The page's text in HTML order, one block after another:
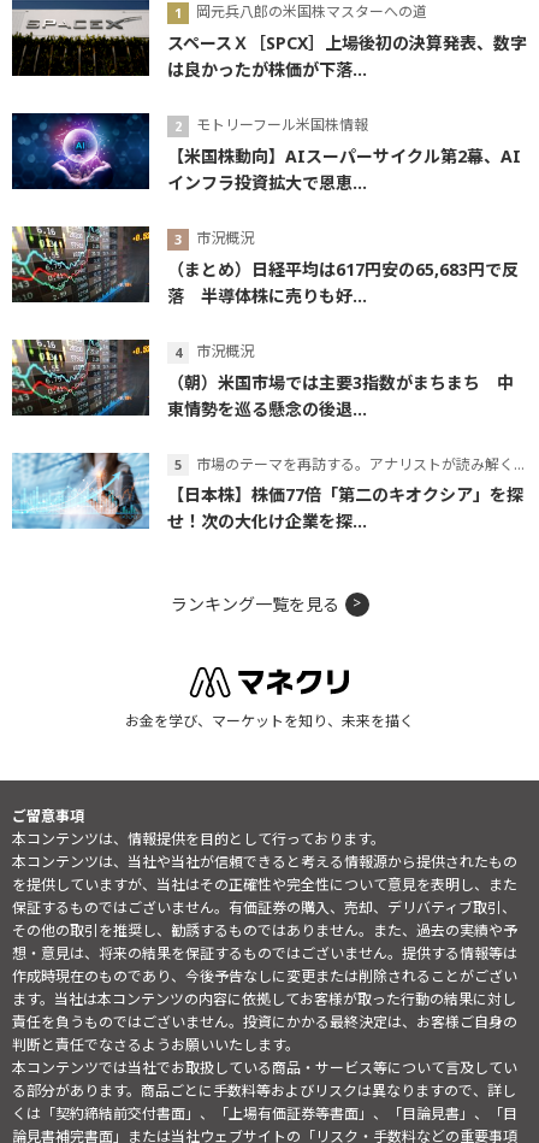
岡元兵八郎の米国株マスターへの道
スペースＸ［SPCX］上場後初の決算発表、数字
は良かったが株価が下落...
モトリーフール米国株情報
【米国株動向】AIスーパーサイクル第2幕、AI
インフラ投資拡大で恩恵...
市況概況
（まとめ）日経平均は617円安の65,683円で反
落 半導体株に売りも好...
市況概況
（朝）米国市場では主要3指数がまちまち 中
東情勢を巡る懸念の後退...
市場のテーマを再訪する。アナリストが読み解くテーマの本質
【日本株】株価77倍「第二のキオクシア」を探
せ！次の大化け企業を探...
ランキング一覧を見る
お金を学び、マーケットを知り、未来を描く
ご留意事項
本コンテンツは、情報提供を目的として行っております。
本コンテンツは、当社や当社が信頼できると考える情報源から提供されたもの
を提供していますが、当社はその正確性や完全性について意見を表明し、また
保証するものではございません。有価証券の購入、売却、デリバティブ取引、
その他の取引を推奨し、勧誘するものではありません。また、過去の実績や予
想・意見は、将来の結果を保証するものではございません。提供する情報等は
作成時現在のものであり、今後予告なしに変更または削除されることがござい
ます。当社は本コンテンツの内容に依拠してお客様が取った行動の結果に対し
責任を負うものではございません。投資にかかる最終決定は、お客様ご自身の
判断と責任でなさるようお願いいたします。
本コンテンツでは当社でお取扱している商品・サービス等について言及してい
る部分があります。商品ごとに手数料等およびリスクは異なりますので、詳し
くは「契約締結前交付書面」、「上場有価証券等書面」、「目論見書」、「目
論見書補完書面」または当社ウェブサイトの「リスク・手数料などの重要事項